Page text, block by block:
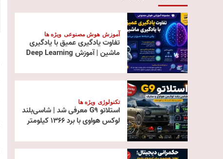
آموزش هوش مصنوعی ویژه ها
تفاوت یادگیری عمیق با یادگیری
ماشین | آموزش Deep Learning
تکنولوژی ویژه ها
استلاتو G9 معرفی شد | شاسی‌بلند
لوکس هواوی با برد ۱۳۶۶ کیلومتر